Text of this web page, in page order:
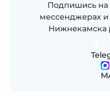
Подпишись на
мессенджерах и
Нижнекамска